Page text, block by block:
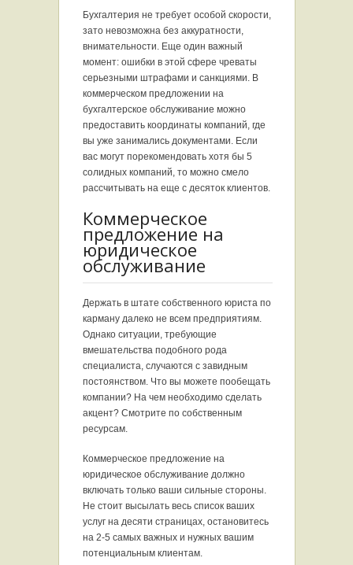
Бухгалтерия не требует особой скорости,
зато невозможна без аккуратности,
внимательности. Еще один важный
момент: ошибки в этой сфере чреваты
серьезными штрафами и санкциями. В
коммерческом предложении на
бухгалтерское обслуживание можно
предоставить координаты компаний, где
вы уже занимались документами. Если
вас могут порекомендовать хотя бы 5
солидных компаний, то можно смело
рассчитывать на еще с десяток клиентов.
Коммерческое
предложение на
юридическое
обслуживание
Держать в штате собственного юриста по
карману далеко не всем предприятиям.
Однако ситуации, требующие
вмешательства подобного рода
специалиста, случаются с завидным
постоянством. Что вы можете пообещать
компании? На чем необходимо сделать
акцент? Смотрите по собственным
ресурсам.
Коммерческое предложение на
юридическое обслуживание должно
включать только ваши сильные стороны.
Не стоит высылать весь список ваших
услуг на десяти страницах, остановитесь
на 2-5 самых важных и нужных вашим
потенциальным клиентам.